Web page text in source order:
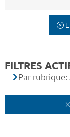
FILTRES
Par rubrique: